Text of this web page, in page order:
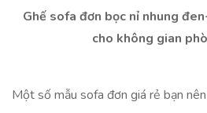
Ghế sofa đơn bọc nỉ nhung
cho không gian
Một số mẫu sofa đơn giá rẻ bạn